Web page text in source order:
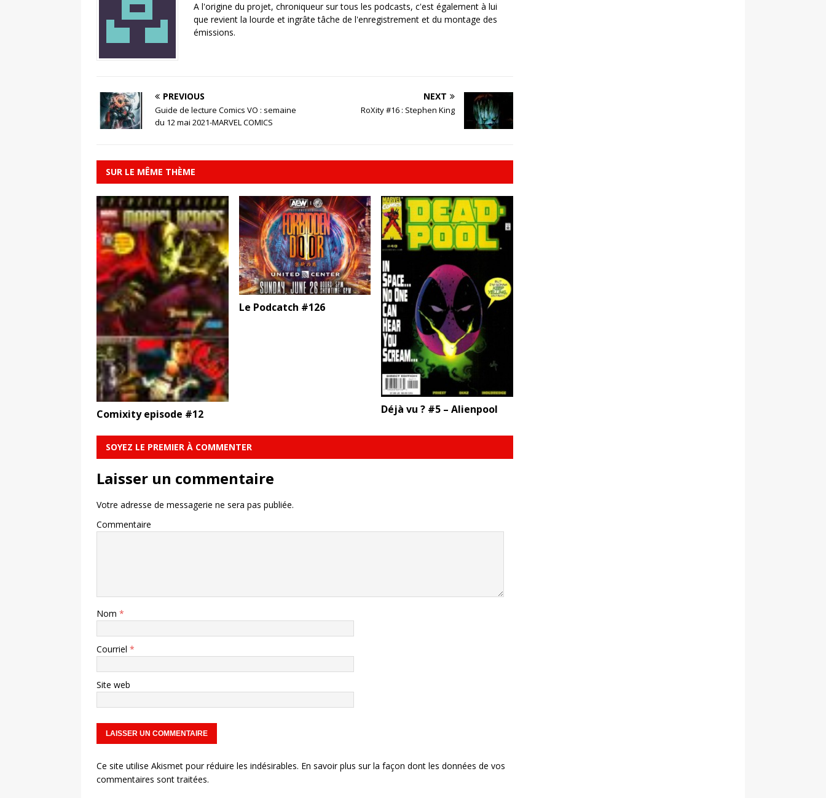
A l'origine du projet, chroniqueur sur tous les podcasts, c'est également à lui
que revient la lourde et ingrâte tâche de l'enregistrement et du montage des
émissions.
PREVIOUS
Guide de lecture Comics VO : semaine
du 12 mai 2021-MARVEL COMICS
NEXT
RoXity #16 : Stephen King
SUR LE MÊME THÈME
Comixity episode #12
Le Podcatch #126
Déjà vu ? #5 – Alienpool
SOYEZ LE PREMIER À COMMENTER
Laisser un commentaire
Votre adresse de messagerie ne sera pas publiée.
Commentaire
Nom *
Courriel *
Site web
Ce site utilise Akismet pour réduire les indésirables. En savoir plus sur la façon dont les données de vos
commentaires sont traitées.